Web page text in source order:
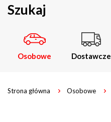
Szukaj
Osobowe Dostawcze
Strona główna Osobowe